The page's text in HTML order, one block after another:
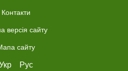
Контакти
версія сайту
сайту
Рус